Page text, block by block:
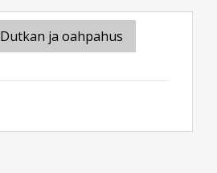
Dutkan ja oahpahus